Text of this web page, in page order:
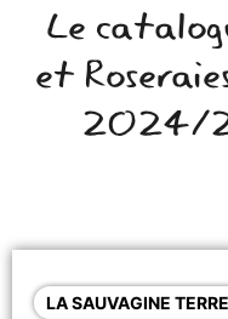
Le
et
2024/
LA SAUVAGINE